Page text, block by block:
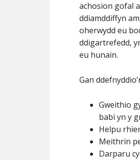
achosion gofal
ddiamddiffyn
oherwydd eu
ddigartrefedd,
eu hunain.
Gan
Gweithio
babi yn y
Helpu
Meithrin
Darparu